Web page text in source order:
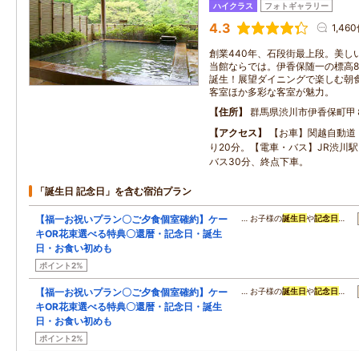
ハイクラス フォトギャラリー
4.3 1,460
創業440年、石段街最上段。美し
当館ならでは。伊香保随一の標
誕生！展望ダイニングで楽しむ朝
客室ほか多彩な客室が魅力。
住所
群馬県渋川市伊香保町甲
アクセス
【お車】関越自動
り20分。【電車・バス】JR渋川
バス30分、終点下車。
「誕生日 記念日」を含む宿泊プラン
【福一お祝いプラン〇ご夕食個室確約】ケー
キOR花束選べる特典〇還暦・記念日・誕生
日・お食い初めも
ポイント2%
… お子様の誕生日や記念日 …
【福一お祝いプラン〇ご夕食個室確約】ケー
キOR花束選べる特典〇還暦・記念日・誕生
日・お食い初めも
ポイント2%
… お子様の誕生日や記念日 …